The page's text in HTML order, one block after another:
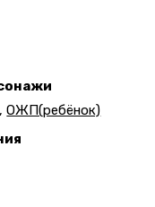
,ОЖП(ребёнок)